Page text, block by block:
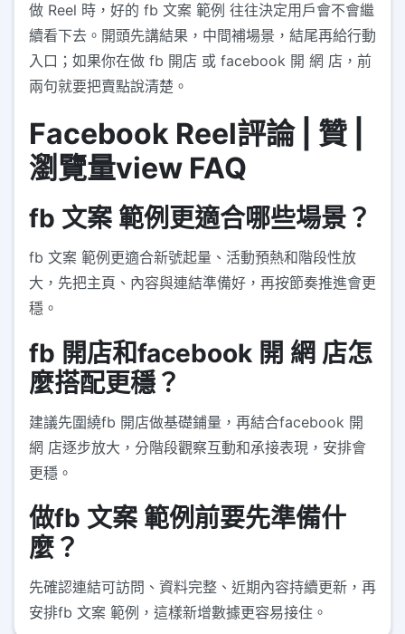
做 Reel 時，好的 fb 文案 範例 往往決定用戶會不會繼
續看下去。開頭先講結果，中間補場景，結尾再給行動
入口；如果你在做 fb 開店 或 facebook 開 網 店，前
兩句就要把賣點說清楚。
Facebook Reel評論 | 贊 |
瀏覽量view FAQ
fb 文案 範例更適合哪些場景？
fb 文案 範例更適合新號起量、活動預熱和階段性放
大，先把主頁、內容與連結準備好，再按節奏推進會更
穩。
fb 開店和facebook 開 網 店怎
麼搭配更穩？
建議先圍繞fb 開店做基礎鋪量，再結合facebook 開
網 店逐步放大，分階段觀察互動和承接表現，安排會
更穩。
做fb 文案 範例前要先準備什
麼？
先確認連結可訪問、資料完整、近期內容持續更新，再
安排fb 文案 範例，這樣新增數據更容易接住。